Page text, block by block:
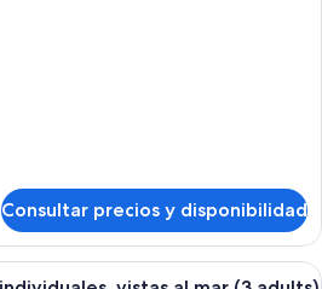
Consultar precios y disponibilidad
Un balcón con vista a la playa, una